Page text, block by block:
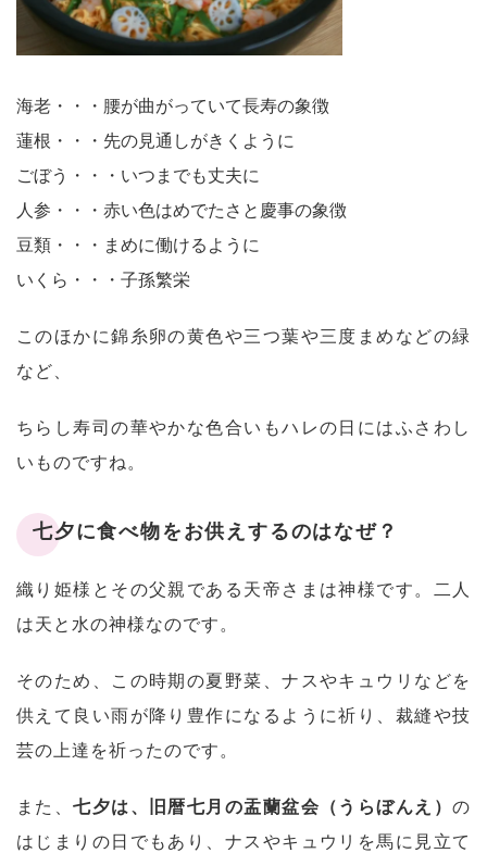
海老・・・腰が曲がっていて長寿の象徴
蓮根・・・先の見通しがきくように
ごぼう・・・いつまでも丈夫に
人参・・・赤い色はめでたさと慶事の象徴
豆類・・・まめに働けるように
いくら・・・子孫繁栄
このほかに錦糸卵の黄色や三つ葉や三度まめなどの緑
など、
ちらし寿司の華やかな色合いもハレの日にはふさわし
いものですね。
七夕に食べ物をお供えするのはなぜ？
織り姫様とその父親である天帝さまは神様です。二人
は天と水の神様なのです。
そのため、この時期の夏野菜、ナスやキュウリなどを
供えて良い雨が降り豊作になるように祈り、裁縫や技
芸の上達を祈ったのです。
また、七夕は、旧暦七月の盂蘭盆会（うらぼんえ）の
はじまりの日でもあり、ナスやキュウリを馬に見立て